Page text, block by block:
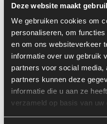
Deze website maakt
We gebruiken cookies om
personaliseren, om
en om ons websiteverkeer
informatie over uw gebruik
partners voor social
partners kunnen deze
informatie die u aan ze
verzameld op basis van
Informatie
Serienummer:
Past op de volgende machines:
Land: